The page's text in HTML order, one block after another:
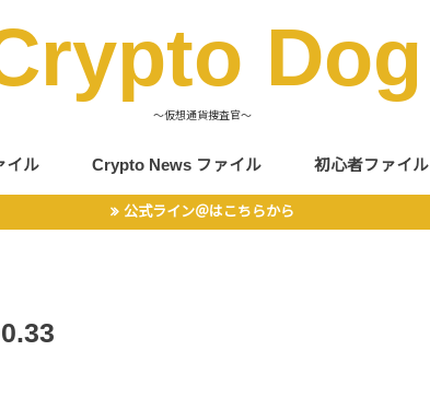
Dog
〜仮想通貨捜査官〜
イル Crypto News ファイル 初心者ファイル
公式ライン＠はこちらから